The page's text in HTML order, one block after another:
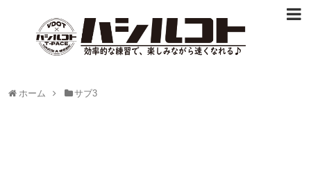
ホーム サブ3